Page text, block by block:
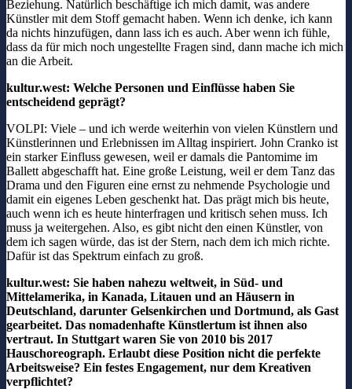
Beziehung. Natürlich beschäftige ich mich damit, was andere
Künstler mit dem Stoff gemacht haben. Wenn ich denke, ich kann
da nichts hinzufügen, dann lass ich es auch. Aber wenn ich fühle,
dass da für mich noch ungestellte Fragen sind, dann mache ich mich
an die Arbeit.
kultur.west: Welche Personen und Einflüsse haben Sie
entscheidend geprägt?
VOLPI: Viele – und ich werde weiterhin von vielen Künstlern und
Künstlerinnen und Erlebnissen im Alltag inspiriert. John Cranko ist
ein starker Einfluss gewesen, weil er damals die Pantomime im
Ballett abgeschafft hat. Eine große Leistung, weil er dem Tanz das
Drama und den Figuren eine ernst zu nehmende Psychologie und
damit ein eigenes Leben geschenkt hat. Das prägt mich bis heute,
auch wenn ich es heute hinterfragen und kritisch sehen muss. Ich
muss ja weitergehen. Also, es gibt nicht den einen Künstler, von
dem ich sagen würde, das ist der Stern, nach dem ich mich richte.
Dafür ist das Spektrum einfach zu groß.
kultur.west: Sie haben nahezu weltweit, in Süd- und
Mittelamerika, in Kanada, Litauen und an Häusern in
Deutschland, darunter Gelsenkirchen und Dortmund, als Gast
gearbeitet. Das nomadenhafte Künstlertum ist ihnen also
vertraut. In Stuttgart waren Sie von 2010 bis 2017
Hauschoreograph. Erlaubt diese Position nicht die perfekte
Arbeitsweise? Ein festes Engagement, nur dem Kreativen
verpflichtet?